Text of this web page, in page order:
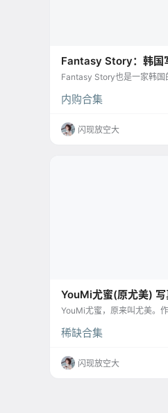
Fantasy Story：韩国
独特模特与高质量视频
Fantasy Story也是一家韩国
Haena (해나) 、Rua都是很
推荐 1、[Fantasy Story]
ess Check For A Poopy
内购合集
闪现放空大
YouMi尤蜜(原尤美)
875期[437.7G]
YouMi尤蜜，原来叫尤美。
都出不过不少作品，质量很
21.07.19 NO.875 心理治疗师
36MB] [YouMi尤蜜]视频
稀缺合集
闪现放空大